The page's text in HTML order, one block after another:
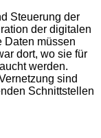
Steuerung der
der digitalen
Daten müssen
dort, wo sie für
werden.
sind
Schnittstellen